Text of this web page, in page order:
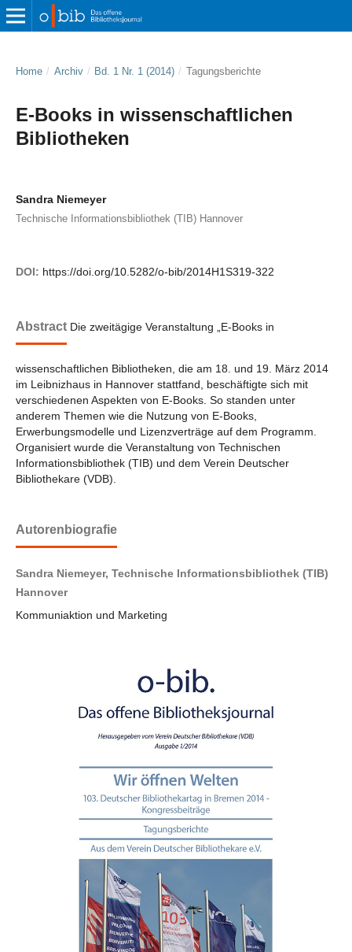
Home / Archiv / Bd. 1 Nr. 1 (2014) / Tagungsberichte
E-Books in wissenschaftlichen
Bibliotheken
Sandra Niemeyer
Technische Informationsbibliothek (TIB) Hannover
DOI: https://doi.org/10.5282/o-bib/2014H1S319-322
AbstractDie zweitägige Veranstaltung „E-Books in
wissenschaftlichen Bibliotheken, die am 18. und 19. März 2014
im Leibnizhaus in Hannover stattfand, beschäftigte sich mit
verschiedenen Aspekten von E-Books. So standen unter
anderem Themen wie die Nutzung von E-Books,
Erwerbungsmodelle und Lizenzverträge auf dem Programm.
Organisiert wurde die Veranstaltung von Technischen
Informationsbibliothek (TIB) und dem Verein Deutscher
Bibliothekare (VDB).
Autorenbiografie
Sandra Niemeyer, Technische Informationsbibliothek (TIB)
Hannover
Kommuniaktion und Marketing